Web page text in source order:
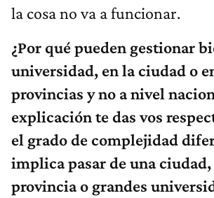
la cosa no va a funcionar.
¿Por qué pueden gestionar
universidad, en la ciudad o
provincias y no a nivel
explicación te das vos
el grado de complejidad
implica pasar de una
provincia o grandes